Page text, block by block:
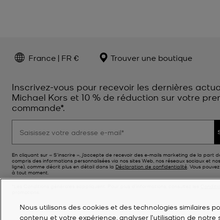
France | FR € Trouver une boutique
Inscrivez-vous pour recevoir les dernières
Michael Kors et 10 % de réduction sur votre
commande*.
En cliquant sur « S’inscrire », j’accepte de recevoir des e-mails marketing de la part
compris des informations personnalisées via nos sites Web, nos réseaux sociaux et
ligne), comme décrit plus en détail dans la Déclaration de confidentialité. Vous
à tout moment.
Nous utilisons des cookies et des technologies similaires
contenu et votre expérience, analyser l'utilisation de notre